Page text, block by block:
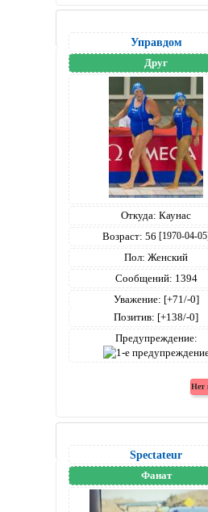
Управдом
Друг
Откуда: Каунас
Возраст: 56 [1970-04-05]
Пол: Женский
Сообщений: 1394
Уважение: [+71/-0]
Позитив: [+138/-0]
Предупреждение:
Spectateur
Фанат